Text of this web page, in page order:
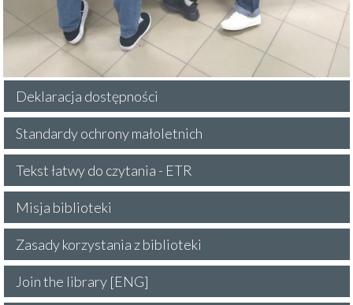
Deklaracja dostępności
Standardy ochrony małoletnich
Tekst łatwy do czytania - ETR
Misja biblioteki
Zasady korzystania z biblioteki
Join the library [ENG]